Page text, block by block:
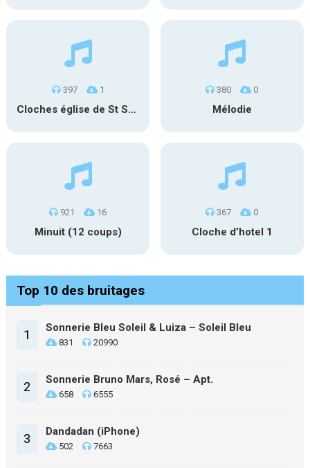
397 1
Cloches église de St Sebastian – Espagne
380 0
Mélodie
921 16
Minuit (12 coups)
367 0
Cloche d’hotel 1
Top 10 des bruitages
1 Sonnerie Bleu Soleil & Luiza – Soleil Bleu
831 20990
2 Sonnerie Bruno Mars, Rosé – Apt.
658 6555
3 Dandadan (iPhone)
502 7663